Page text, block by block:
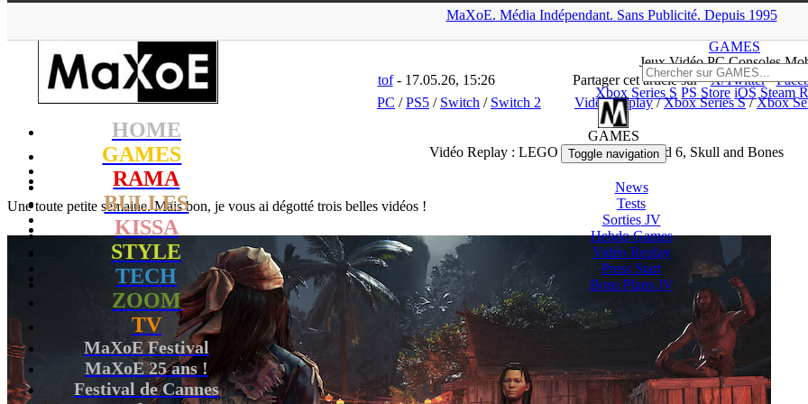
MaXoE. Média Indépendant. Sans Publicité. Depuis 1995
HOME
GAMES
RAMA
BULLES
KISSA
STYLE
TECH
ZOOM
TV
MaXoE Festival
MaXoE 25 ans !
Festival de Cannes
GAMES
JeuxVidéoPC Consoles
Xbox Series S PS Store iOS Steam
GAMES
Toggle navigation
News
Tests
SortiesJV
Hebdo Games
Vidéo Replay
Press Start
Bons PlansJV
▲
tof- 17.05.26, 15:26 Partager cet article sur X/Twitter
PC /PS5 / Switch / Switch 2 Vidéo Replay/Xbox Series S/Xbox
Vidéo Replay : LEGO Batman, Battlefield 6, Skull and Bones
Une toute petite semaine. Mais bon, je vous ai dégotté trois belles vidéos !